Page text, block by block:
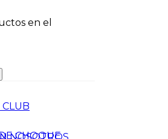
en el
CHOQUE
CLUB